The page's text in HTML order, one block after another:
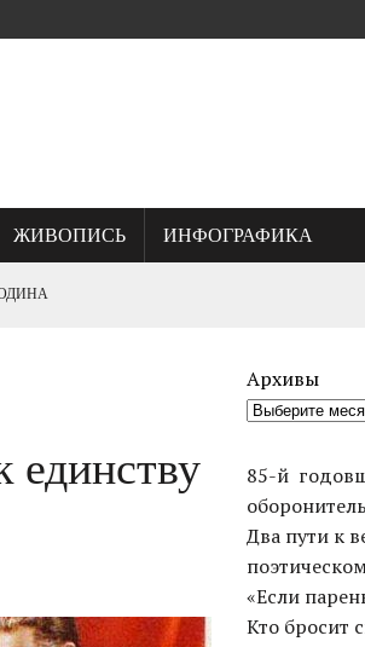
ЖИВОПИСЬ ИНФОГРАФИКА
РУБО ПАНОРАМУ
единству
Архивы
85-й
Два пути к
«Если
Кто бросит